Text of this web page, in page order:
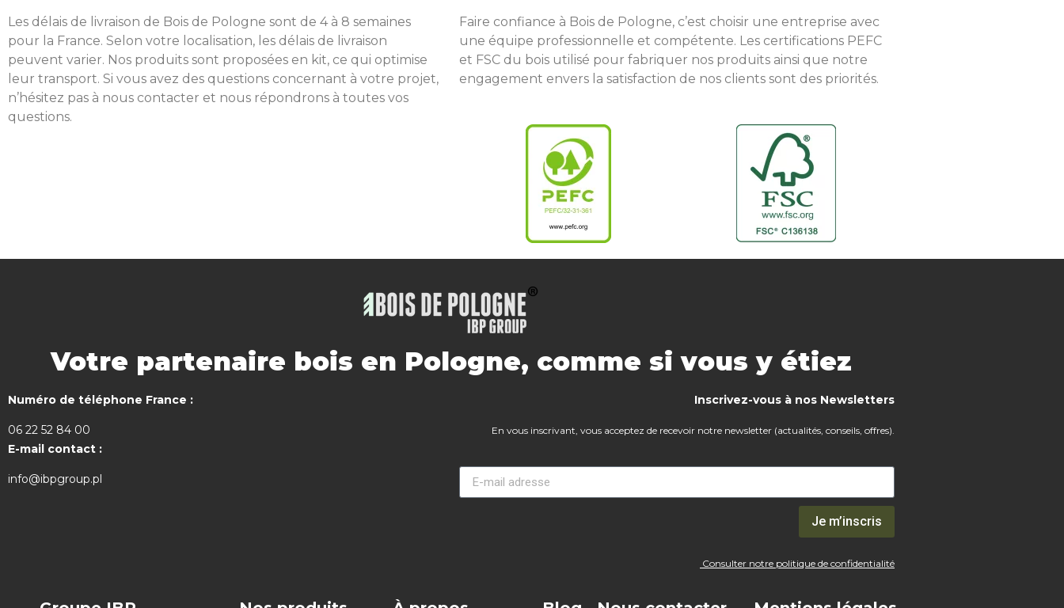
Les délais de livraison de Bois de Pologne sont de 4 à 8 semaines
pour la France. Selon votre localisation, les délais de livraison
peuvent varier. Nos produits sont proposées en kit, ce qui optimise
leur transport. Si vous avez des questions concernant à votre projet,
n’hésitez pas à nous contacter et nous répondrons à toutes vos
questions.
Faire confiance à Bois de Pologne, c’est choisir une entreprise avec
une équipe professionnelle et compétente. Les certifications PEFC
et FSC du bois utilisé pour fabriquer nos produits ainsi que notre
engagement envers la satisfaction de nos clients sont des priorités.
Votre partenaire bois en Pologne, comme si vous y étiez
Numéro de téléphone France :
06 22 52 84 00
E-mail contact :
info@ibpgroup.pl
Inscrivez-vous à nos Newsletters
En vous inscrivant, vous acceptez de recevoir notre newsletter (actualités, conseils, offres).
Je m’inscris
Consulter notre politique de confidentialité